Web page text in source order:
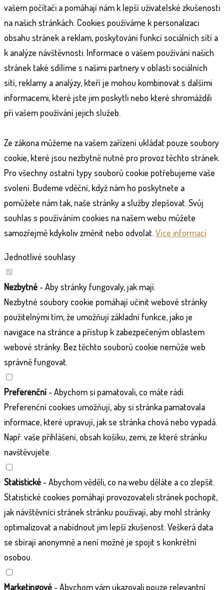
vašem počítači a pomáhají nám k lepší uživatelské zkušenosti
na našich stránkách. Cookies používáme k personalizaci
obsahu stránek a reklam, poskytování funkcí sociálních sítí a
k analýze návštěvnosti. Informace o vašem používání našich
stránek také sdílíme s našimi partnery v oblasti sociálních
sítí, reklamy a analýzy, kteří je mohou kombinovat s dalšími
informacemi, které jste jim poskytli nebo které shromáždili
při vašem používání jejich služeb.
Ze zákona můžeme na vašem zařízení ukládat pouze soubory
cookie, které jsou nezbytně nutné pro provoz těchto stránek.
Pro všechny ostatní typy souborů cookie potřebujeme vaše
svolení. Budeme vděční, když nám ho poskytnete a
pomůžete nám tak, naše stránky a služby zlepšovat. Svůj
souhlas s používáním cookies na našem webu můžete
samozřejmě kdykoliv změnit nebo odvolat. Více informací
Jednotlivé souhlasy
Nezbytné- Aby stránky fungovaly, jak mají.
Nezbytné soubory cookie pomáhají učinit webové stránky
použitelnými tím, že umožňují základní funkce, jako je
navigace na stránce a přístup k zabezpečeným oblastem
webové stránky. Bez těchto souborů cookie nemůže web
správně fungovat.
Preferenční- Abychom si pamatovali, co máte rádi.
Preferenční cookies umožňují, aby si stránka pamatovala
informace, které upravují, jak se stránka chová nebo vypadá.
Např. vaše přihlášení, obsah košíku, zemi, ze které stránku
navštěvujete.
Statistické- Abychom věděli, co na webu děláte a co zlepšit.
Statistické cookies pomáhají provozovateli stránek pochopit,
jak návštěvníci stránek stránku používají, aby mohl stránky
optimalizovat a nabídnout jim lepší zkušenost. Veškerá data
se sbírají anonymně a není možné je spojit s konkrétní
osobou.
Marketingové- Abychom vám ukazovali pouze relevantní